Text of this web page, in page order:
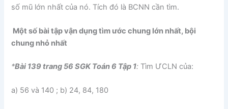
số mũ lớn nhất của nó. Tích đó là BCNN cần tìm.
Một số bài tập vận dụng tìm ước chung lớn nhất, bội
chung nhỏ nhất
*Bài 139 trang 56 SGK Toán 6 Tập 1: Tìm ƯCLN của:
a) 56 và 140 ; b) 24, 84, 180